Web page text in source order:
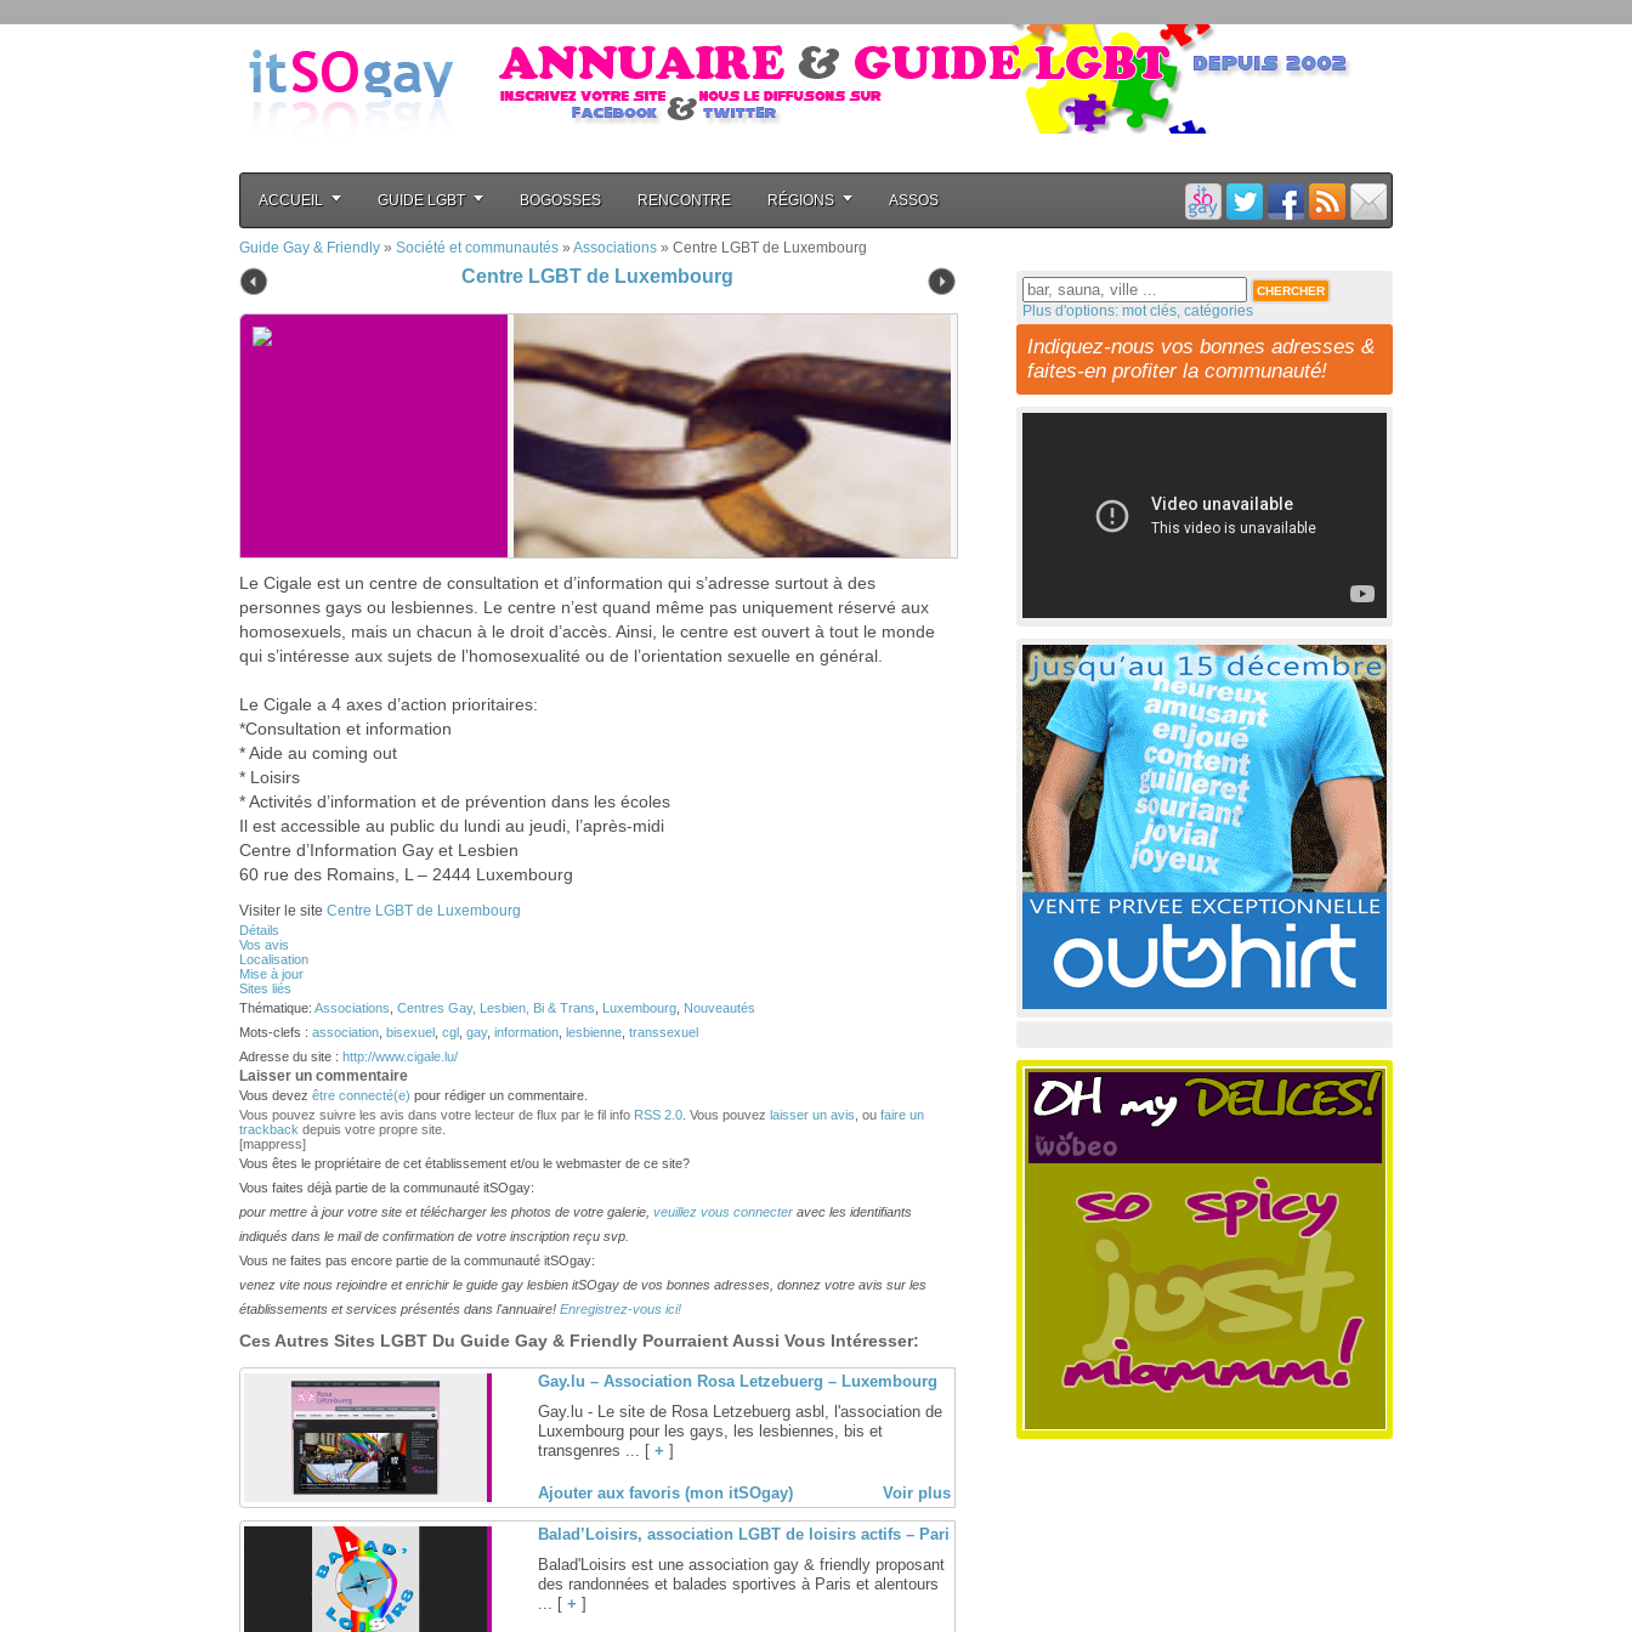
ACCUEIL GUIDE LGBT BOGOSSES RENCONTRE RÉGIONS ASSOS
Guide Gay & Friendly » Société et communautés » Associations » Centre LGBT de Luxembourg
Centre LGBT de Luxembourg
Le Cigale est un centre de consultation et d’information qui s’adresse surtout à des
personnes gays ou lesbiennes. Le centre n’est quand même pas uniquement réservé aux
homosexuels, mais un chacun à le droit d’accès. Ainsi, le centre est ouvert à tout le monde
qui s’intéresse aux sujets de l’homosexualité ou de l’orientation sexuelle en général.
Le Cigale a 4 axes d’action prioritaires:
*Consultation et information
* Aide au coming out
* Loisirs
* Activités d’information et de prévention dans les écoles
Il est accessible au public du lundi au jeudi, l’après-midi
Centre d’Information Gay et Lesbien
60 rue des Romains, L – 2444 Luxembourg
Visiter le site Centre LGBT de Luxembourg
Détails
Vos avis
Localisation
Mise à jour
Sites liés
Thématique: Associations Centres Gay, Lesbien, Bi & Trans Luxembourg Nouveautés
Mots-clefs : association bisexuel cgl gay, information lesbienne transsexuel
Adresse du site : http://www.cigale.lu/
Laisser un commentaire
Vous devez être connecté(e) pour rédiger un commentaire.
Vous pouvez suivre les avis dans votre lecteur de flux par le fil info RSS 2.0 . Vous pouvez laisser un avis , ou faire un
trackback depuis votre propre site.
[mappress]
Vous êtes le propriétaire de cet établissement et/ou le webmaster de ce site?
Vous faites déjà partie de la communauté itSOgay:
pour mettre à jour votre site et télécharger les photos de votre galerie, veuillez vous connecter avec les identifiants
indiqués dans le mail de confirmation de votre inscription reçu svp.
Vous ne faites pas encore partie de la communauté itSOgay:
venez vite nous rejoindre et enrichir le guide gay lesbien itSOgay de vos bonnes adresses, donnez votre avis sur les
établissements et services présentés dans l'annuaire! Enregistrez-vous ici!
Ces Autres Sites LGBT Du Guide Gay & Friendly Pourraient Aussi Vous Intéresser:
Gay.lu – Association Rosa Letzebuerg – Luxembourg
Gay.lu - Le site de Rosa Letzebuerg asbl, l'association de
Luxembourg pour les gays, les lesbiennes, bis et
transgenres ... [ + ]
Ajouter aux favoris (mon itSOgay) Voir plus
Balad’Loisirs, association LGBT de loisirs actifs – Paris
Balad'Loisirs est une association gay & friendly proposant
des randonnées et balades sportives à Paris et alentours
... [ + ]
Plus d'options: mot clés, catégories
Indiquez-nous vos bonnes adresses &
faites-en profiter la communauté!